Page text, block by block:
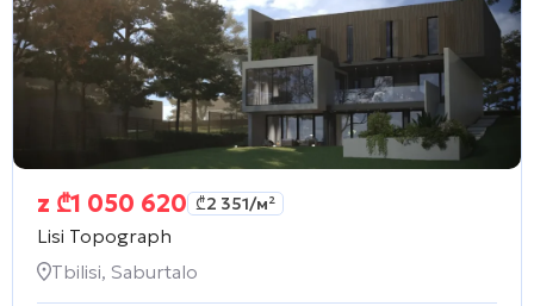
z ₾1 050 620 ₾2 351/м²
Lisi Topograph
Tbilisi, Saburtalo